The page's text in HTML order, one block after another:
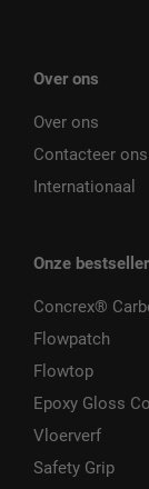
Over ons
Over ons
Contacteer ons
Internationaal
Onze
Concrex®
Flowpatch
Flowtop
Epoxy Gloss
Vloerverf
Safety Grip